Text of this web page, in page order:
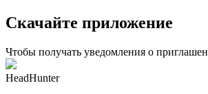
Скачайте приложение
Чтобы получать уведомления о
HeadHunter